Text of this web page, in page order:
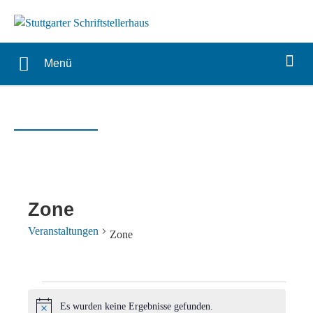
Menü
Zone
Veranstaltungen Zone
Veranstaltungen
Es wurden keine Ergebnisse gefunden.